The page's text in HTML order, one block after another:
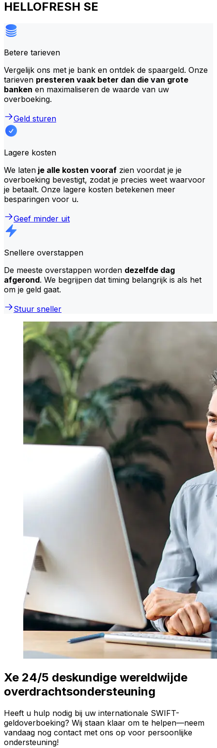
HELLOFRESH SE
Betere tarieven
Vergelijk ons met je bank en ontdek de spaargeld. Onze
tarieven presteren vaak beter dan die van grote
banken en maximaliseren de waarde van uw
overboeking.
Geld sturen
Lagere kosten
We laten je alle kosten vooraf zien voordat je je
overboeking bevestigt, zodat je precies weet waarvoor
je betaalt. Onze lagere kosten betekenen meer
besparingen voor u.
Geef minder uit
Snellere overstappen
De meeste overstappen worden dezelfde dag
afgerond. We begrijpen dat timing belangrijk is als het
om je geld gaat.
Stuur sneller
Xe 24/5 deskundige wereldwijde
overdrachtsondersteuning
Heeft u hulp nodig bij uw internationale SWIFT-
geldoverboeking? Wij staan klaar om te helpen—neem
vandaag nog contact met ons op voor persoonlijke
ondersteuning!